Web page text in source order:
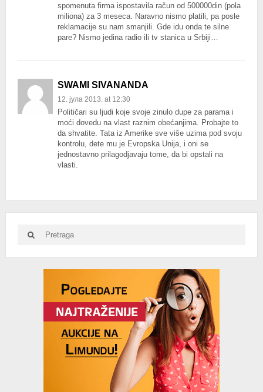
spomenuta firma ispostavila račun od 500000din (pola
miliona) za 3 meseca. Naravno nismo platili, pa posle
reklamacije su nam smanjili. Gde idu onda te silne
pare? Nismo jedina radio ili tv stanica u Srbiji…
SWAMI SIVANANDA
12. јула 2013. at 12:30
Političari su ljudi koje svoje zinulo dupe za parama i
moći dovedu na vlast raznim obećanjima. Probajte to
da shvatite. Tata iz Amerike sve više uzima pod svoju
kontrolu, dete mu je Evropska Unija, i oni se
jednostavno prilagodjavaju tome, da bi opstali na
vlasti.
for:
Search